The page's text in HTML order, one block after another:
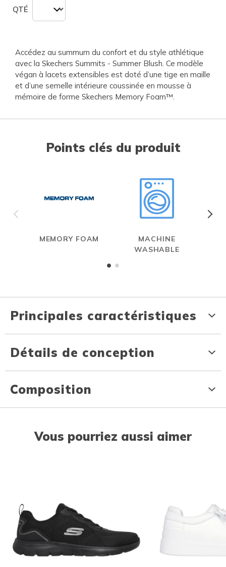
QTÉ
Accédez au summum du confort et du style athlétique
avec la Skechers Summits - Summer Blush. Ce modèle
végan à lacets extensibles est doté d’une tige en maille
et d’une semelle intérieure coussinée en mousse à
mémoire de forme Skechers Memory Foam™.
Points clés du produit
MEMORY FOAM
MACHINE
WASHABLE
Principales caractéristiques
Détails de conception
Composition
Vous pourriez aussi aimer